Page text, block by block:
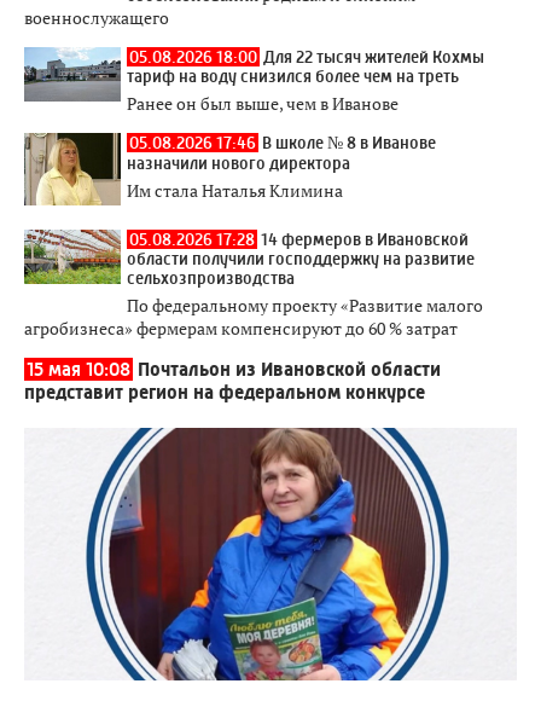
военнослужащего
05.08.2026 18:00 Для 22 тысяч жителей Кохмы
тариф на воду снизился более чем на треть
Ранее он был выше, чем в Иванове
05.08.2026 17:46 В школе № 8 в Иванове
назначили нового директора
Им стала Наталья Климина
05.08.2026 17:28 14 фермеров в Ивановской
области получили господдержку на развитие
сельхозпроизводства
По федеральному проекту «Развитие малого
агробизнеса» фермерам компенсируют до 60 % затрат
15 мая 10:08 Почтальон из Ивановской области
представит регион на федеральном конкурсе